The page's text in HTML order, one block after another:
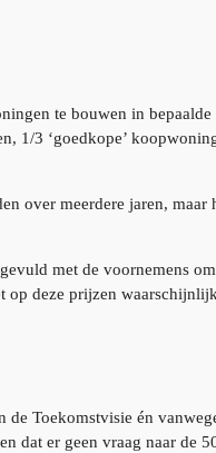
te bouwen in
1/3 ‘goedkope’
over meerdere jaren,
met de voornemens
deze prijzen
Toekomstvisie én
dat er geen vraag naar